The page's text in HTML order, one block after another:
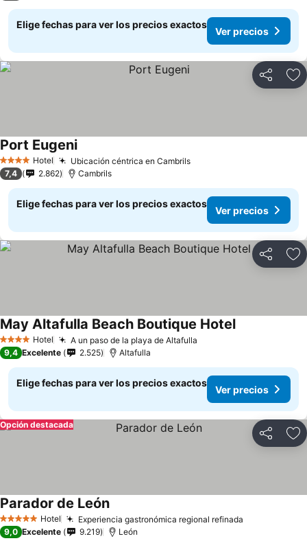
Elige fechas para ver los precios exactos
Ver precios
Compartir
4 EstrellasHotel Ubicación céntrica en Cambrils
Port Eugeni
7,4 2.862 Cambrils
Elige fechas para ver los precios exactos
Ver precios
Compartir
4 EstrellasHotel A un paso de la playa de Altafulla
May Altafulla Beach Boutique Hotel
9,4 Excelente 2.525 Altafulla
Elige fechas para ver los precios exactos
Ver precios
Compartir
Opción destacada
5 Estrellas Hotel Experiencia gastronómica regional refinada
Parador de León
9,0 Excelente 9.219 León